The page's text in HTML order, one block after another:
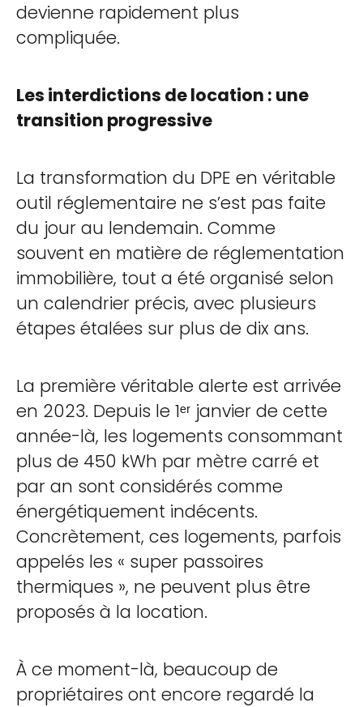
devienne rapidement plus
compliquée.
Les interdictions de location : une
transition progressive
La transformation du DPE en véritable
outil réglementaire ne s’est pas faite
du jour au lendemain. Comme
souvent en matière de réglementation
immobilière, tout a été organisé selon
un calendrier précis, avec plusieurs
étapes étalées sur plus de dix ans.
La première véritable alerte est arrivée
en 2023. Depuis le 1ᵉʳ janvier de cette
année-là, les logements consommant
plus de 450 kWh par mètre carré et
par an sont considérés comme
énergétiquement indécents.
Concrètement, ces logements, parfois
appelés les « super passoires
thermiques », ne peuvent plus être
proposés à la location.
À ce moment-là, beaucoup de
propriétaires ont encore regardé la